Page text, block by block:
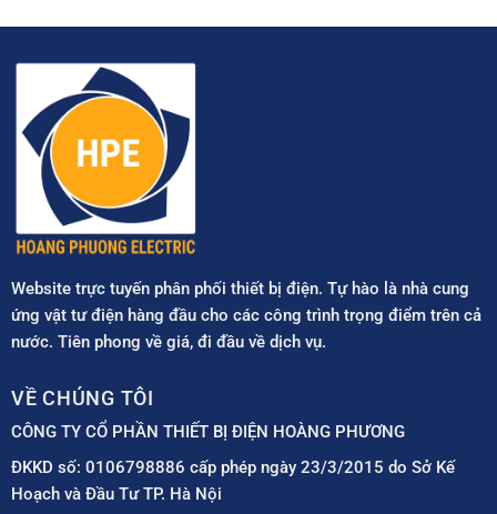
Website trực tuyến phân phối thiết bị điện. Tự hào là nhà cung
ứng vật tư điện hàng đầu cho các công trình trọng điểm trên cả
nước. Tiên phong về giá, đi đầu về dịch vụ.
VỀ CHÚNG TÔI
CÔNG TY CỔ PHẦN THIẾT BỊ ĐIỆN HOÀNG PHƯƠNG
ĐKKD số: 0106798886 cấp phép ngày 23/3/2015 do Sở Kế
Hoạch và Đầu Tư TP. Hà Nội